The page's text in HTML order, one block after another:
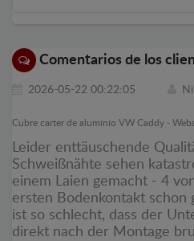
Comentarios de los
2026-05-22 00:22:05
Cubre carter de aluminio VW Caddy -
Leider enttäuschende
Schweißnähte sehen
einem Laien gemacht - 4
ersten Bodenkontakt schon
ist so schlecht, dass der
direkt nach der Montage